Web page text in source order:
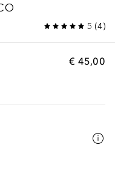
5 (4)
€ 45,00